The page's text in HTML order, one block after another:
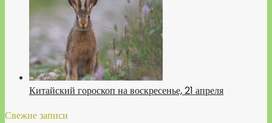
Китайский гороскоп на воскресенье, 21 апреля
Свежие записи